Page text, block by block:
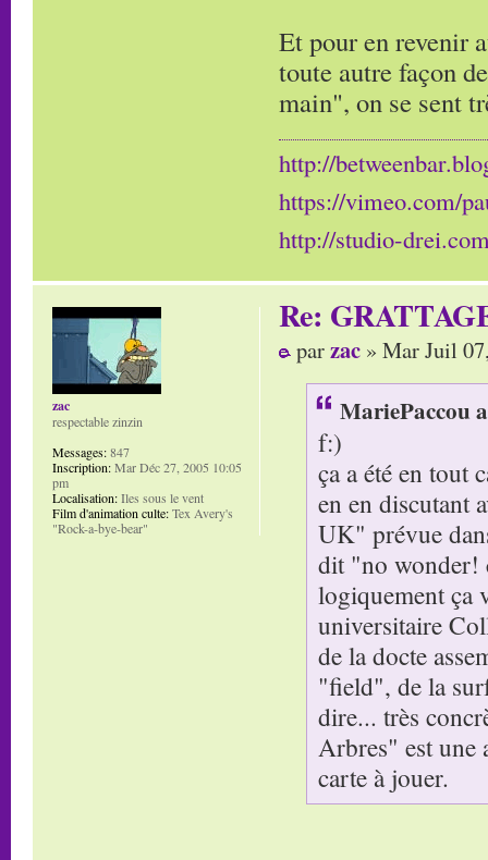
Et pour en revenir
toute autre façon
main", on se sent
http://
https://vimeo.com/
http://studio-
Re:
parzac » Mar Juil
MariePaccou
f:)
ça a été en tout
en en discutant
UK" prévue
dit "no wonder!
logiquement ça
universitaire
de la docte
"field", de la
dire... très
Arbres" est une
carte à jouer.
zac
respectable zinzin
Messages:847
Inscription:Mar Déc 27, 2005 10:05
pm
Localisation:Iles sous le vent
Film d'animation culte:Tex Avery's
"Rock-a-bye-bear"